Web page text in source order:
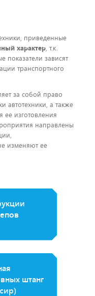
приведенные
характер , т.к.
показатели зависят
транспортного
за собой право
автотехники, а также
ее изготовления
направлены
изменяют ее
штанг